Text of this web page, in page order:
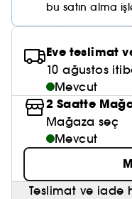
Maske
Cilt Bakım Setleri
Saç Bakım Setleri
Okyanus Esansı
Nemlendirici Bakım
Kızarıklık için Bakım
Sıkılaştırıcı ve Lifting
Cilt Tonu Eşitsizliği için
Işıltı Veren Bakım
Karma ve Yağlı
CHAMPO
LE MONDE
SUMMER FRIDAYS
ERBORIAN
OLAPLEX
KÉRASTASE
TANGLE TEEZER
SUPERGOOP!
GISOU
OUAI
AMIKA
KAYALI
LE MONDE
bu satın alma
Eve teslimat
10 ağustos
Mevcut
2 Saatte
Mağaza seç
Mevcut
Teslimat ve iade